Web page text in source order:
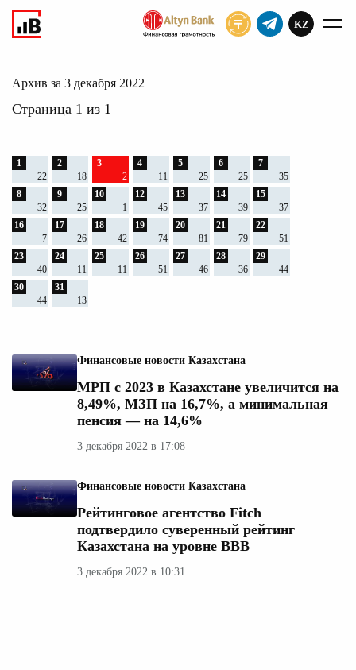
KZ
Главное 2022 декабря 2022
Архив за 3 декабря 2022
Страница 1 из 1
Финансовые новости Казахстана
МРП с 2023 в Казахстане увеличится на
8,49%, МЗП на 16,7%, а минимальная
пенсия — на 14,6%
3 декабря 2022 в 17:08
Финансовые новости Казахстана
Рейтинговое агентство Fitch
подтвердило суверенный рейтинг
Казахстана на уровне BBB
3 декабря 2022 в 10:31
1
22
2
18
3
2
4
11
5
25
6
25
7
35
8
32
9
25
10
1
12
45
13
37
14
39
15
37
16
7
17
26
18
42
19
74
20
81
21
79
22
51
23
40
24
11
25
11
26
51
27
46
28
36
29
44
30
44
31
13